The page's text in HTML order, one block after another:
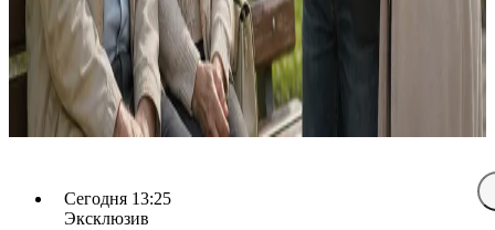
Сегодня 13:25
Эксклюзив